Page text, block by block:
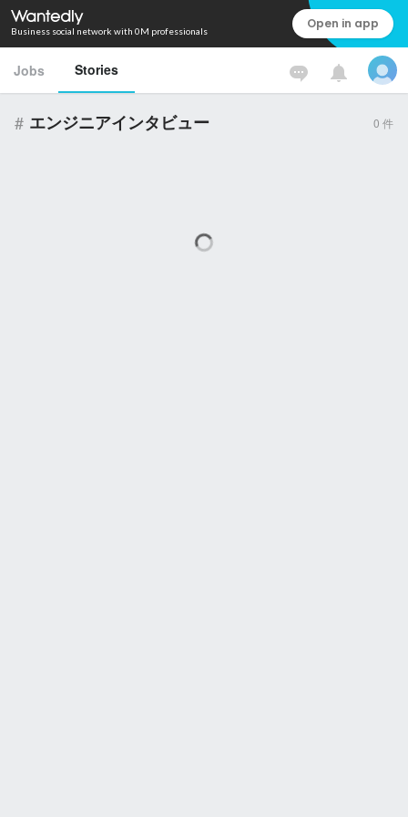
Business social network with 0M professionals Open in app
Jobs Stories
# エンジニアインタビュー 0 件